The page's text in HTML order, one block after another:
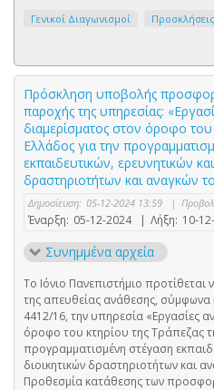
Γενικοί Διαγωνισμοί
Πρόσκληση υποβολής
παροχής της υπηρεσίας:
διαμερίσματος στον όροφο του
Ελλάδος για την
εκπαιδευτικών, ερευνητικών
δραστηριοτήτων και αναγκών
Δημοσίευση: 05-12-2024 13:59 |
Έναρξη: 05-12-2024 | Λήξη: 10-
Συνημμένα αρχεία
Το Ιόνιο Πανεπιστήμιο προτίθεται
της απευθείας ανάθεσης,
4412/16, την υπηρεσία «Εργασίες
όροφο του κτηρίου της Τράπεζας
προγραμματισμένη στέγαση
διοικητικών δραστηριοτήτων και
Προθεσμία κατάθεσης των